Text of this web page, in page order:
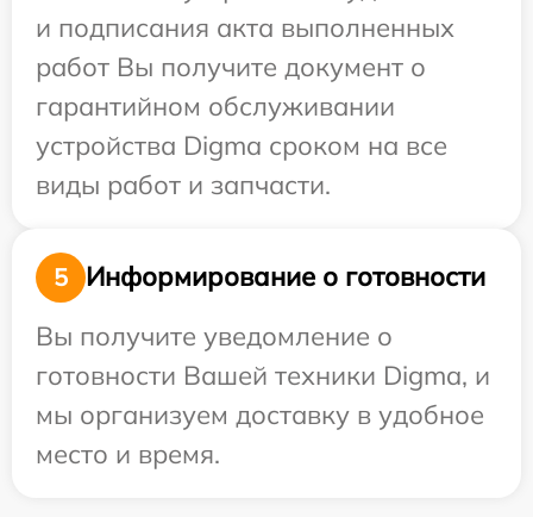
и подписания акта выполненных
работ Вы получите документ о
гарантийном обслуживании
устройства Digma сроком на все
виды работ и запчасти.
5
Информирование о готовности
Вы получите уведомление о
готовности Вашей техники Digma, и
мы организуем доставку в удобное
место и время.